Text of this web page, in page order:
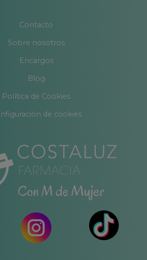
Contacto
Sobre nosotros
Encargos
Blog
Política de Cookies
de cookies